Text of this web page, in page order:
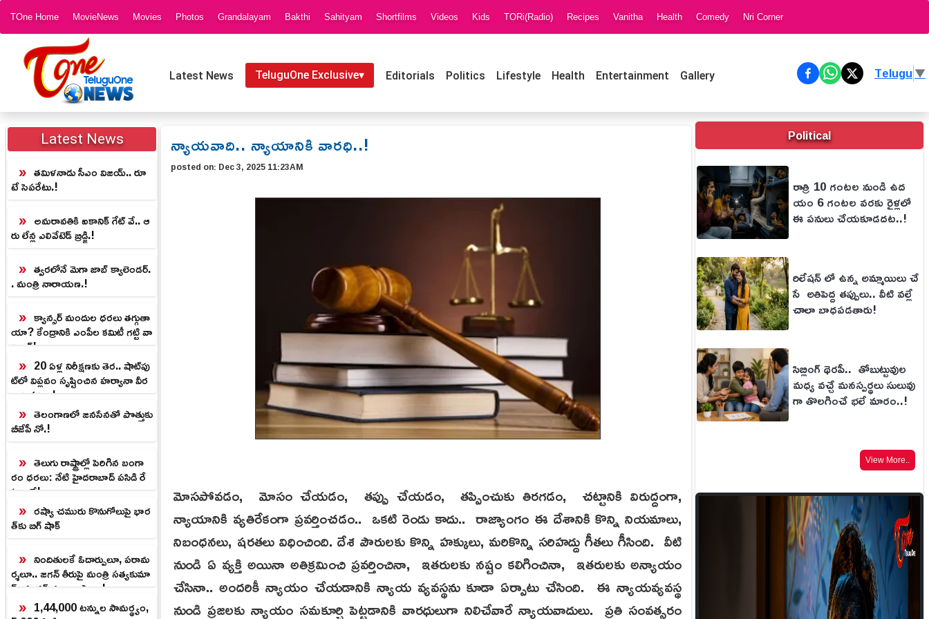
TOne Home MovieNews Movies Photos Grandalayam Bakthi Sahityam Shortfilms Videos Kids TORi(Radio) Recipes Vanitha Health Comedy Nri Corner
Latest News TeluguOne Exclusive▾ Editorials Politics Lifestyle Health Entertainment Gallery Telugu▼
Latest News
తమిళనాడు సీఎం విజయ్.. రూ
టే సెపరేటు.!
అమరావతికి ఐకానిక్ గేట్ వే.. ఆ
రు లేన్ల ఎలివేటెడ్ బ్రిడ్జి.!
త్వరలోనే మెగా జాబ్ క్యాలెండర్.
. మంత్రి నారాయణ.!
క్యాన్సర్ మందుల ధరలు తగ్గుతా
యా? కేంద్రానికి ఎంపీల కమిటీ గట్టి వా
ర్నింగ్!
20 ఏళ్ల నిరీక్షణకు తెర.. షాట్‌పు
ట్‌లో విప్లవం సృష్టించిన హర్యానా వీర
నారి షర్మిల!
తెలంగాణలో జనసేనతో పొత్తుకు
బీజేపీ నో.!
తెలుగు రాష్ట్రాల్లో పెరిగిన బంగా
రం ధరలు: నేటి హైదరాబాద్ పసిడి రే
ట్లు ఇవే!
రష్యా చమురు కొనుగోలుపై భార
త్‌కు బిగ్ షాక్
నిందితులకే ఓదార్పులూ, పరామ
ర్శలూ.. జగన్ తీరుపై మంత్రి సత్యకుమా
ర్ యాదవ్ వ్యంగ్యాస్త్రాలు.!
1,44,000 టన్నుల సామర్థ్యం,
న్యాయవాది.. న్యాయానికి వారధి..!
posted on: Dec 3, 2025 11:23AM
మోసపోవడం, మోసం చేయడం, తప్పు చేయడం, తప్పించుకు తిరగడం, చట్టానికి విరుద్దంగా,
న్యాయానికి వ్యతిరేకంగా ప్రవర్తించడం.. ఒకటి రెండు కాదు.. రాజ్యాంగం ఈ దేశానికి కొన్ని నియమాలు,
నిబంధనలు, షరతలు విధించింది. దేశ పౌరులకు కొన్ని హక్కులు, మరికొన్ని సరిహద్దు గీతలు గీసింది. వీటి
నుండి ఏ వ్యక్తి అయినా అతిక్రమించి ప్రవర్తించినా, ఇతరులకు నష్టం కలిగించినా, ఇతరులకు అన్యాయం
చేసినా.. అందరికీ న్యాయం చేయడానికి న్యాయ వ్యవస్థను కూడా ఏర్పాటు చేసింది. ఈ న్యాయవ్యవస్థ
నుండి ప్రజలకు న్యాయం సమకూర్చి పెట్టడానికి వారధులుగా నిలిచేవారే న్యాయవాదులు. ప్రతి సంవత్సరం
Political
రాత్రి 10 గంటల నుండి ఉద
యం 6 గంటల వరకు రైళ్లలో
ఈ పనులు చేయకూడదట..!
రిలేషన్ లో ఉన్న అమ్మాయిలు చే
సే అతిపెద్ద తప్పులు.. వీటి వల్లే
చాలా బాధపడతారు!
సిబ్లింగ్ థెరపీ.. తోబుట్టువుల
మధ్య వచ్చే మనస్పర్థలు సులువు
గా తొలగించే భలే మార్గం..!
View More..